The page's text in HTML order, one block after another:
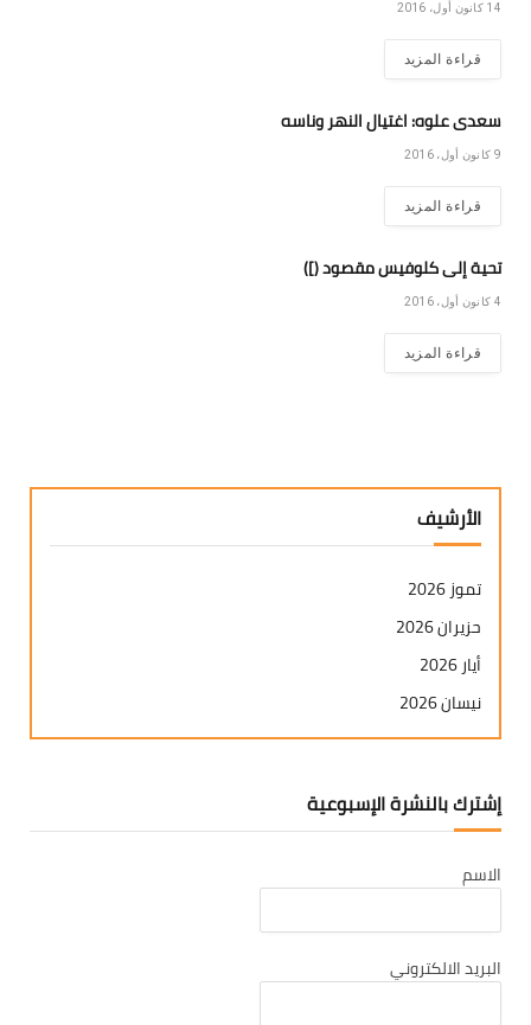
14 كانون أول، 2016
قراءة المزيد
سعدى علوه: اغتيال النهر وناسه
9 كانون أول، 2016
قراءة المزيد
تحية إلى كلوفيس مقصود (])
4 كانون أول، 2016
قراءة المزيد
الأرشيف
تموز 2026
حزيران 2026
أيار 2026
نيسان 2026
آذار 2026
كانون ثاني 2026
تشرين ثاني 2025
تشرين أول 2025
أيلول 2025
إشترك بالنشرة الإسبوعية
الاسم
البريد الالكتروني